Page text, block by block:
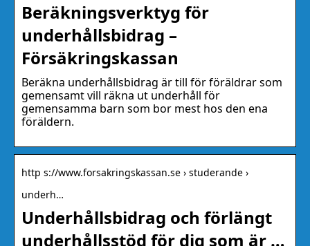
Beräkningsverktyg för
underhållsbidrag –
Försäkringskassan
Beräkna underhållsbidrag är till för föräldrar som
gemensamt vill räkna ut underhåll för
gemensamma barn som bor mest hos den ena
föräldern.
http s://www.forsakringskassan.se › studerande ›
underh…
Underhållsbidrag och förlängt
underhållsstöd för dig som är …